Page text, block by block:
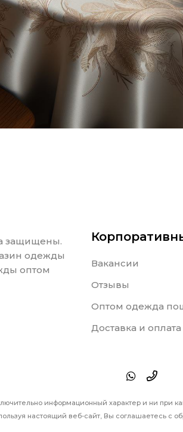
защищены.
одежды
оптом
Вакансии
Отзывы
Оптом одежда
Доставка и оплата
информационный характер и ни при
настоящий веб-сайт, Вы соглашаетесь с